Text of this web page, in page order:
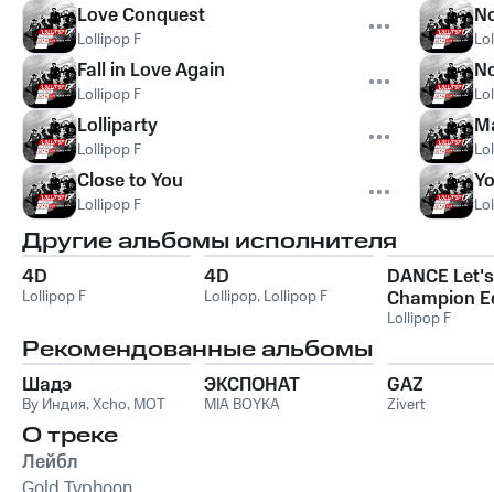
Love Conquest
Lollipop F
Fall in Love Again
Lollipop F
Lolliparty
Lollipop F
Close to You
Lollipop F
Другие альбомы исполнителя
4D
Lollipop F
4D
Lollipop, Lollipop F
DANCE
Champion
Lollipop F
Рекомендованные альбомы
Шадэ
By Индия,Xcho, MOT
ЭКСПОНАТ
MIA BOYKA
GAZ
Zivert
О треке
Лейбл